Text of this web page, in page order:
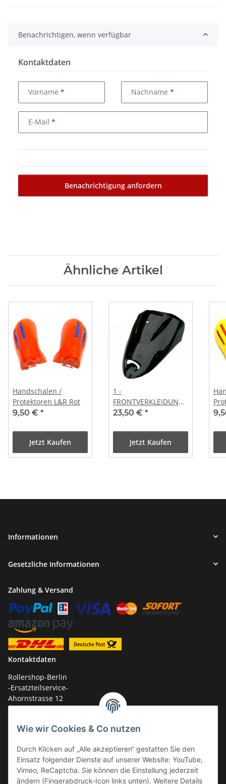
Wie wir Cookies & Co nutzen
Durch Klicken auf „Alle akzeptieren“ gestatten Sie den
Einsatz folgender Dienste auf unserer Website: YouTube,
Vimeo, ReCaptcha. Sie können die Einstellung jederzeit
ändern (Fingerabdruck-Icon links unten). Weitere Details
Benachrichtigen, wenn verfügbar
Kontaktdaten
Vorname Nachname
E-Mail
Benachrichtigung anfordern
Ähnliche Artikel
Handschalen /
Protektoren L&R Rot
9,50 € *
Jetzt Kaufen
1 -
FRONTVERKLEIDUNG
BAOTIAN QT-9 und
23,50 € *
Jetzt Kaufen
Informationen
Gesetzliche Informationen
Zahlung & Versand
Kontaktdaten
Rollershop-Berlin
-Ersatzteilservice-
Ahornstrasse 12
14959 Trebbin
Tel.: +49 (0)33731-289 975 (10-17 Uhr)